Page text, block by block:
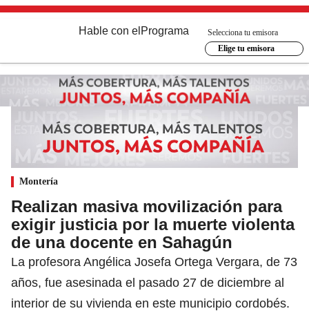
Hable con el Programa
Selecciona tu emisora
Elige tu emisora
Montería
Realizan masiva movilización para
exigir justicia por la muerte violenta
de una docente en Sahagún
La profesora Angélica Josefa Ortega Vergara, de 73
años, fue asesinada el pasado 27 de diciembre al
interior de su vivienda en este municipio cordobés.